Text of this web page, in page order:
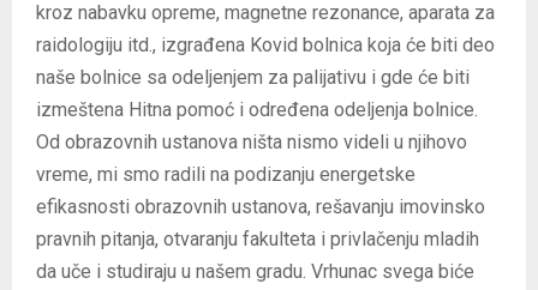
kroz nabavku opreme, magnetne rezonance, aparata za
raidologiju itd., izgrađena Kovid bolnica koja će biti deo
naše bolnice sa odeljenjem za palijativu i gde će biti
izmeštena Hitna pomoć i određena odeljenja bolnice.
Od obrazovnih ustanova ništa nismo videli u njihovo
vreme, mi smo radili na podizanju energetske
efikasnosti obrazovnih ustanova, rešavanju imovinsko
pravnih pitanja, otvaranju fakulteta i privlačenju mladih
da uče i studiraju u našem gradu. Vrhunac svega biće